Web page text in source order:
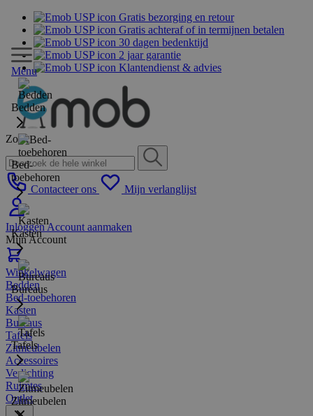
Gratis bezorging en retour
Gratis achteraf of in termijnen betalen
30 dagen bedenktijd
2 jaar garantie
Klantendienst & advies
Zoek
Contacteer ons Mijn verlanglijst
InloggenAccount aanmaken
Mijn Account
Winkelwagen
Menu
Bedden
Bed-
toebehoren
Kasten
Bureaus
Tafels
Zitmeubelen
Bedden
Bed-toebehoren
Kasten
Bureaus
Tafels
Zitmeubelen
Accessoires
Verlichting
Ruimtes
Outlet